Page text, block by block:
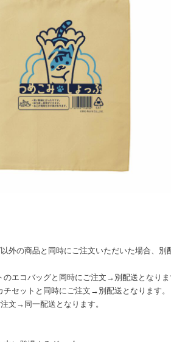
外の商品と同時にご注文いただいた場合、別
のエコバッグと同時にご注文→別配送となりま
ットと同時にご注文→別配送となります。
→同一配送となります。